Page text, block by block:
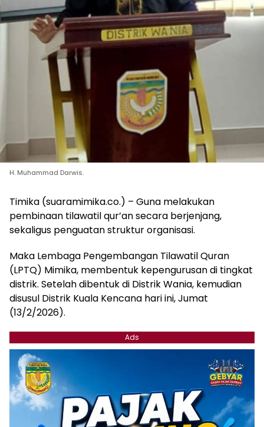
H. Muhammad Darwis.
Timika (suaramimika.co.) – Guna melakukan
pembinaan tilawatil qur’an secara berjenjang,
sekaligus penguatan struktur organisasi.
Maka Lembaga Pengembangan Tilawatil Quran
(LPTQ) Mimika, membentuk kepengurusan di tingkat
distrik. Setelah dibentuk di Distrik Wania, kemudian
disusul Distrik Kuala Kencana hari ini, Jumat
(13/2/2026).
Ads